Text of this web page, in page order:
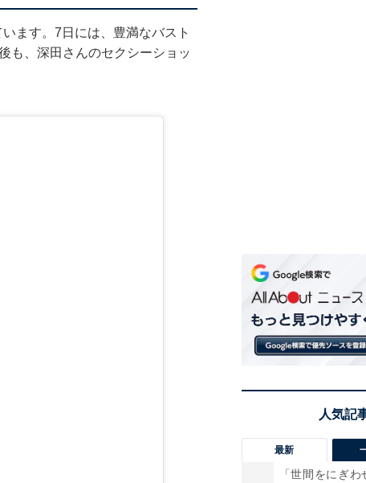
ます。7日には、豊満なバスト
も、深田さんのセクシーショッ
最新
「世間をにぎ